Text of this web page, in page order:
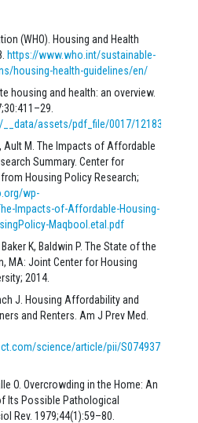
(WHO). Housing and Health
https://www.who.int/sustainable-
housing-health-guidelines/en/
housing and health: an overview.
assets/pdf_file/0017/121832/
Ault M. The Impacts of Affordable
Summary. Center for
Housing Policy Research;
wp-
Impacts-of-Affordable-Housing-
Maqbool.etal.pdf
K, Baldwin P. The State of the
MA: Joint Center for Housing
2014.
J. Housing Affordability and
and Renters. Am J Prev Med.
science/article/pii/
O. Overcrowding in the Home: An
Its Possible Pathological
Rev. 1979;44(1):59–80.